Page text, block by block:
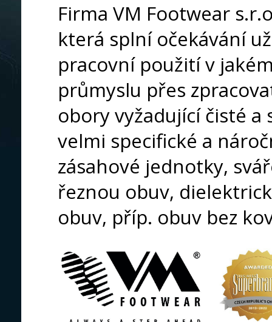
Firma VM Footwear
která splní očekávání
pracovní použití v
průmyslu přes
obory vyžadující čisté
velmi specifické a
zásahové jednotky,
řeznou obuv,
obuv, příp. obuv bez